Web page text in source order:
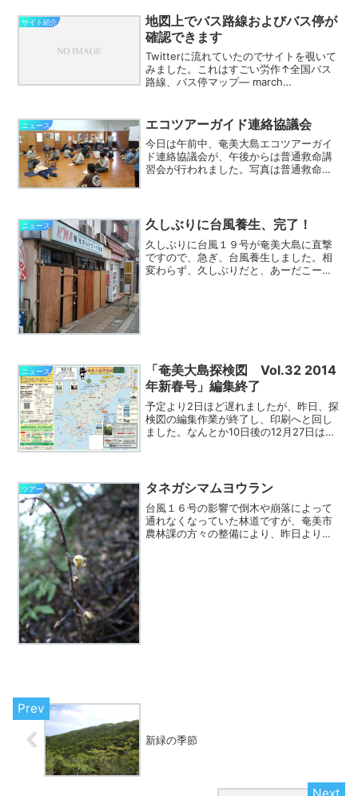
ク...
サイト紹介
地図上でバス路線およびバス停が
確認できます
Twitterに流れていたのでサイトを覗いて
みました。これはすごい労作↑全国バス
路線、バス停マップ— march
さんの路線と、なんと加計呂麻島の...
ニュース エコツアーガイド連絡協議会
今日は午前中、奄美大島エコツアーガイ
ド連絡協議会が、午後からは普通救命講
習会が行われました。写真は普通救命講
人単位での登録で４９名...
ニュース 久しぶりに台風養生、完了！
久しぶりに台風１９号が奄美大島に直撃
ですので、急ぎ、台風養生しました。相
変わらず、久しぶりだと、あーだこーだ
ニュース
「奄美大島探検図 Vol.32 2014
年新春号」編集終了
予定より2日ほど遅れましたが、昨日、探
検図の編集作業が終了し、印刷へと回し
ました。なんとか10日後の12月27日は配
介を追加しまし...
ツアー タネガシマムヨウラン
台風１６号の影響で倒木や崩落によって
通れなくなっていた林道ですが、奄美市
農林課の方々の整備により、昨日より通
新緑の季節